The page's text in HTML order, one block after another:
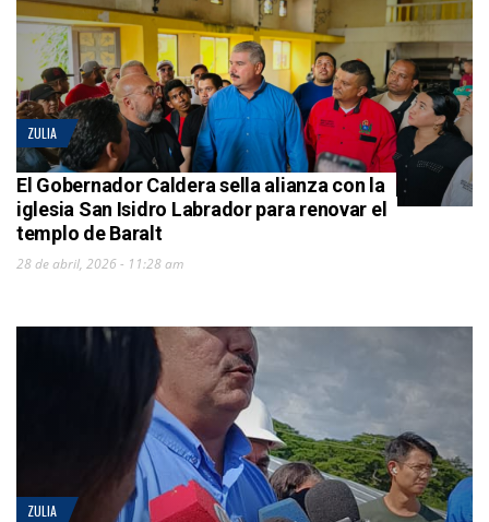
ZULIA
El Gobernador Caldera sella alianza con la
iglesia San Isidro Labrador para renovar el
templo de Baralt
28 de abril, 2026 - 11:28 am
ZULIA